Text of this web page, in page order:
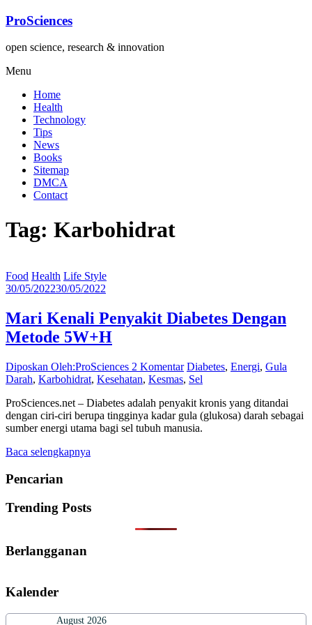
Lompat
konten
ProSciences
open science, research & innovation
Menu
Home
Health
Technology
Tips
News
Books
Sitemap
DMCA
Contact
Tag: Karbohidrat
Food Health Life Style
30/05/202230/05/2022
Mari Kenali Penyakit Diabetes Dengan
Metode 5W+H
Diposkan Oleh:ProSciences 2 Komentar Diabetes, Energi, Gula
Darah, Karbohidrat, Kesehatan, Kesmas, Sel
ProSciences.net – Diabetes adalah penyakit kronis yang ditandai
dengan ciri-ciri berupa tingginya kadar gula (glukosa) darah sebagai
sumber energi utama bagi sel tubuh manusia.
Baca selengkapnya
Pencarian
Trending Posts
Berlangganan
Kalender
August 2026